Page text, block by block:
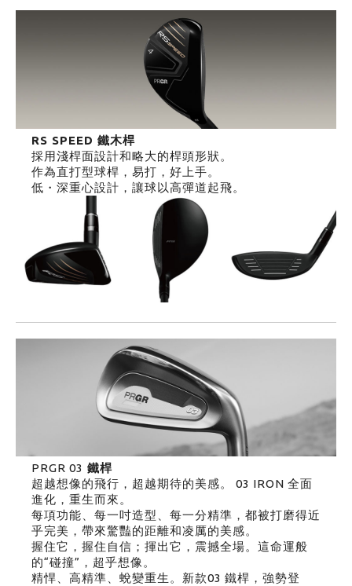
RS SPEED 鐵木桿
採用淺桿面設計和略大的桿頭形狀。
作為直打型球桿，易打，好上手。
低・深重心設計，讓球以高彈道起飛。
PRGR 03 鐵桿
超越想像的飛行，超越期待的美感。 03 IRON 全面
進化，重生而來。
每項功能、每一吋造型、每一分精準，都被打磨得近
乎完美，帶來驚豔的距離和凌厲的美感。
握住它，握住自信；揮出它，震撼全場。這命運般
的“碰撞”，超乎想像。
精悍、高精準、蛻變重生。新款03 鐵桿，強勢登